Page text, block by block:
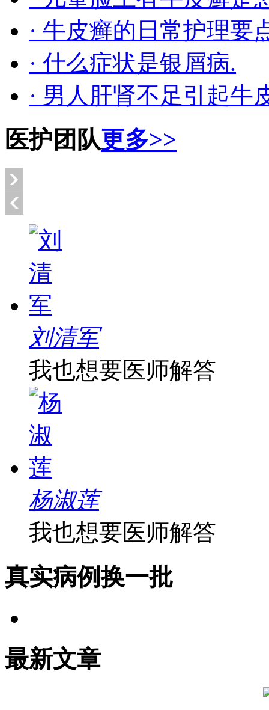
· 牛皮癣的日常护理要
· 什么症状是银屑病.
· 男人肝肾不足引起牛
医护团队更多>>
刘清军
我也想要医师解答
杨淑莲
我也想要医师解答
真实病例换一批
最新文章